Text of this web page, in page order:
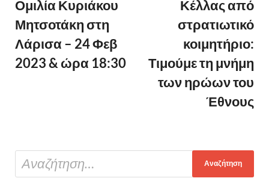
Ομιλία Κυριάκου
Μητσοτάκη στη
Λάρισα – 24 Φεβ
2023 & ώρα 18:30
Κέλλας από
στρατιωτικό
κοιμητήριο:
Τιμούμε τη μνήμη
των ηρώων του
Έθνους